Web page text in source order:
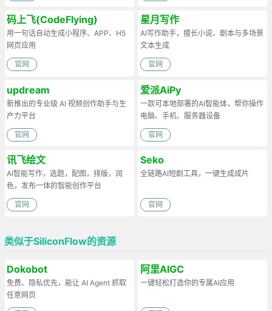
码上飞(CodeFlying)
用一句话自动生成小程序、APP、H5
网页应用
官网
星月写作
AI写作助手，擅长小说、剧本与多场景
文本生成
官网
updream
新推出的专业级 AI 视频创作助手与生
产力平台
官网
爱派AiPy
一款可本地部署的AI智能体，帮你操作
电脑、手机、服务器设备
官网
讯飞绘文
AI智能写作，选题，配图，排版，润
色，发布一体的智能创作平台
官网
Seko
全链路AI短剧工具，一键生成成片
官网
类似于SiliconFlow的资源
Dokobot
免费、隐私优先，能让 AI Agent 抓取
任意网页
阿里AIGC
一键轻松打造你的专属AI应用